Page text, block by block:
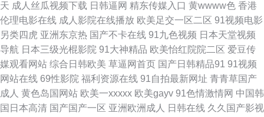
干逼网 亚洲丝袜天堂在线 都市激激情 欧美肏屄视频 午夜插逼网址网站 人妖
AV综合网 午夜三级A 亚洲天堂色网站 91偷拍超碰 草草网天堂 成人AV线上看
国产在线欧 精品综合国浮 男人天堂狠狠操 日本黄页视频 少妇超碰在线播放
性爱网欧美日日色 91精品资源 97超碰超碰在线 变态伪娘自慰 岛国午夜av
天 成人丝瓜视频下载 日韩逼网 精东传媒入口 黄wwww色 香港
伦理电影在线 成人影院在线播放 欧美足交一区二区 91视频电影
另类四虎 亚洲东京热 国产不卡在线 91九色视频 日本天堂视频
导航 日本三级光棍影院 91大神精品 欧美怡红院院二区 爱豆传
媒观看网站 综合日韩欧美 草逼网首页 国产日韩精品91 91视频
网站在线 69性影院 福利资源在线 91自拍最新网址 青青草国产
成人 黄色岛国网站 欧美一xxxxx 欧美gayv 91色情激情网 中国韩
国日本高清 国产国产一区 亚洲欧洲成人 日韩在线 久久国产影视